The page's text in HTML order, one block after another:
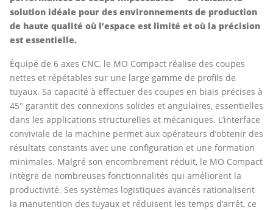
solution idéale pour des environnements de production
de haute qualité où l’espace est limité et où la précision
est essentielle.
Équipé de 6 axes CNC, le MO Compact réalise des coupes
nettes et répétables sur une large gamme de profils de
tuyaux. Sa capacité à effectuer des coupes en biais précises à
45° garantit des connexions solides et angulaires, essentielles
dans les applications structurelles et mécaniques. L’interface
conviviale de la machine permet aux opérateurs d’obtenir des
résultats constants avec une configuration et une formation
minimales. Malgré son encombrement réduit, le MO Compact
intègre de nombreuses fonctionnalités qui améliorent la
productivité. Ses systèmes logistiques avancés rationalisent
la manutention des tuyaux et réduisent les temps d’arrêt, ce